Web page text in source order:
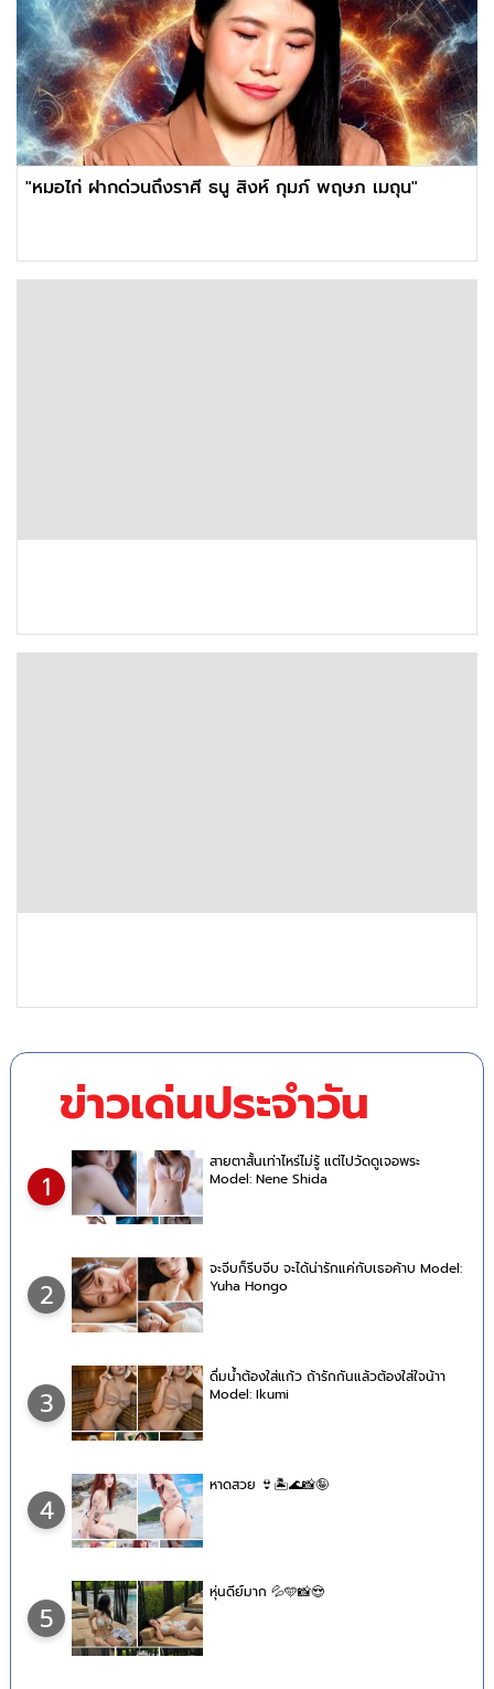
"หมอไก่ ฝากด่วนถึงราศี ธนู สิงห์ กุมภ์ พฤษภ เมถุน"
ข่าวเด่นประจำวัน
1
สายตาสั้นเท่าไหร่ไม่รู้ แต่ไปวัดดูเจอพระ
Model: Nene Shida
2
จะจีบก็รีบจีบ จะได้น่ารักแค่กับเธอค้าบ Model:
Yuha Hongo
3
ดื่มน้ำต้องใส่แก้ว ถ้ารักกันแล้วต้องใส่ใจน้าา
Model: Ikumi
4
หาดสวย 👙🏝🌊📸🤪
5
หุ่นดีย์มาก 💦🩵📸😍